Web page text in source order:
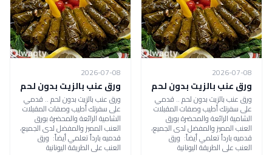
2026-07-08
ورق عنب بالزيت بدون لحم
ورق عنب بالزيت بدون لحم .. قدمي
على سفرتك أطيب وصفات المقبلات
الشامية الرائعة والمحضرة بورق
العنب المميز والمفضل لدى الجميع،
قدميه بارداً تعلمي أيضاً: ورق
العنب على الطريقة اليونانية
2026-07-08
ورق عنب بالزيت بدون لحم
ورق عنب بالزيت بدون لحم .. قدمي
على سفرتك أطيب وصفات المقبلات
الشامية الرائعة والمحضرة بورق
العنب المميز والمفضل لدى الجميع،
قدميه بارداً تعلمي أيضاً: ورق
العنب على الطريقة اليونانية